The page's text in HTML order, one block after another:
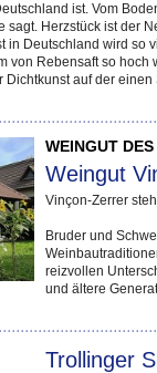
ist. Vom
sagt. Herzstück ist der
in Deutschland wird so
von Rebensaft so
Dichtkunst auf der
WEINGUT
Weingut
Vinçon-Zerrer
Bruder und
reizvollen
und ältere
Trollinger